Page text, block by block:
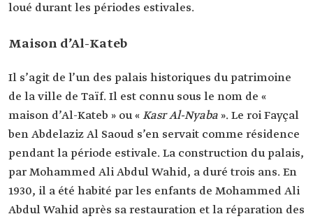
loué durant les périodes estivales.
Maison d’Al-Kateb
Il s’agit de l’un des palais historiques du patrimoine
de la ville de Taïf. Il est connu sous le nom de «
maison d’Al-Kateb » ou «Kasr Al-Nyaba ». Le roi Fayçal
ben Abdelaziz Al Saoud s’en servait comme résidence
pendant la période estivale. La construction du palais,
par Mohammed Ali Abdul Wahid, a duré trois ans. En
1930, il a été habité par les enfants de Mohammed Ali
Abdul Wahid après sa restauration et la réparation des